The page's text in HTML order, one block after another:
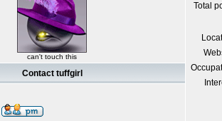
can't touch this
Total
Contact tuffgirl